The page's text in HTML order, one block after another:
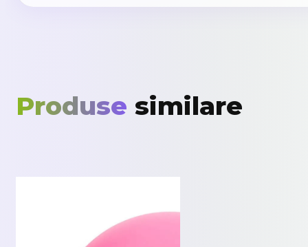
Produse similare